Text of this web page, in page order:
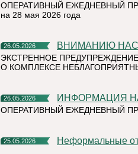
ОПЕРАТИВНЫЙ ЕЖЕДНЕВНЫЙ
на 28 мая 2026 года
26.05.2026 ВНИМАНИЮ
ЭКСТРЕННОЕ ПРЕДУПРЕЖДЕНИЕ
О КОМПЛЕКСЕ
26.05.2026 ИНФОРМАЦИЯ
ОПЕРАТИВНЫЙ ЕЖЕДНЕВНЫЙ
25.05.2026 Неформальные